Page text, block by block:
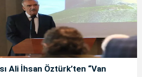
Ali İhsan Öztürk’ten “Van